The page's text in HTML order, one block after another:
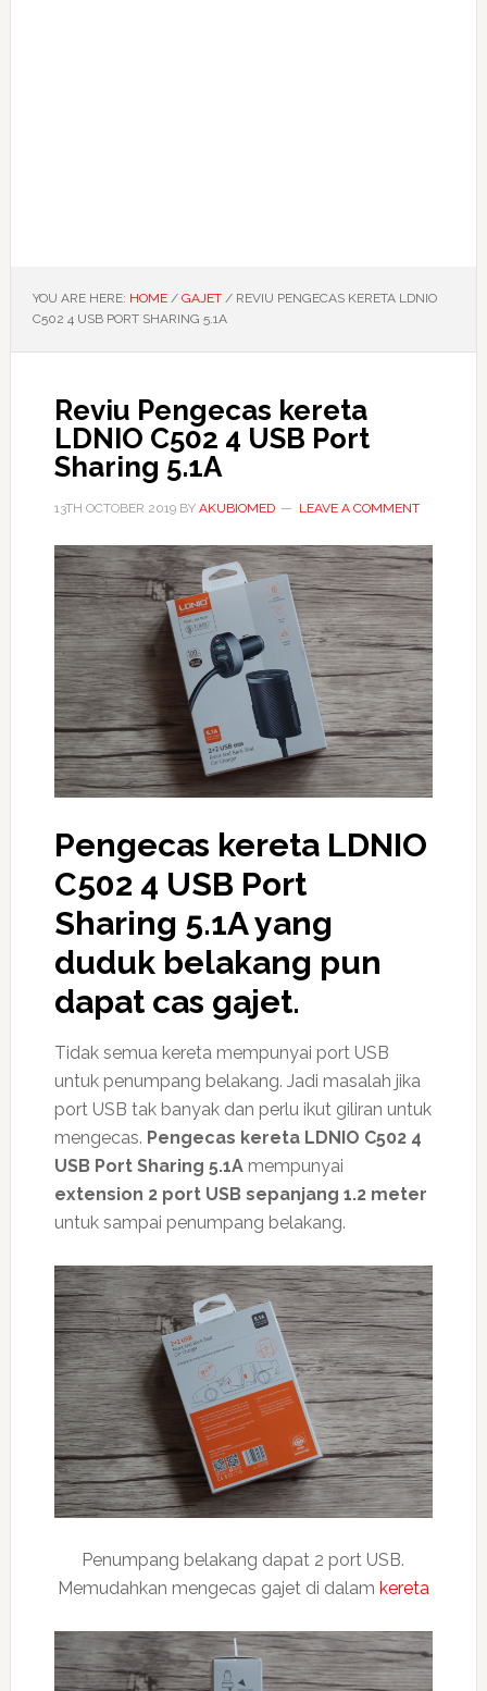
YOU ARE HERE: HOME / GAJET /REVIU PENGECAS KERETA LDNIO
C502 4 USB PORT SHARING 5.1A
Reviu Pengecas kereta
LDNIO C502 4 USB Port
Sharing 5.1A
13TH OCTOBER 2019BY AKUBIOMED LEAVE A COMMENT
Pengecas kereta LDNIO
C502 4 USB Port
Sharing 5.1A yang
duduk belakang pun
dapat cas gajet.
Tidak semua kereta mempunyai port USB
untuk penumpang belakang. Jadi masalah jika
port USB tak banyak dan perlu ikut giliran untuk
mengecas. Pengecas kereta LDNIO C502 4
USB Port Sharing 5.1Amempunyai
extension 2 port USB sepanjang 1.2 meter
untuk sampai penumpang belakang.
Penumpang belakang dapat 2 port USB.
Memudahkan mengecas gajet di dalam kereta